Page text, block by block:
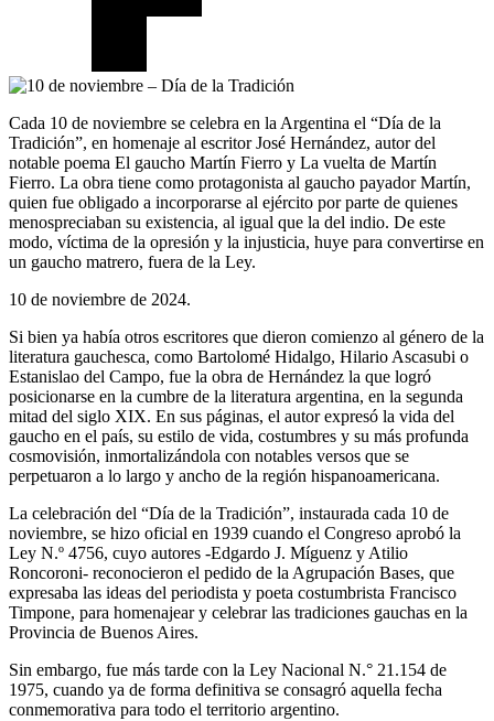
Cada 10 de noviembre se celebra en la Argentina el “Día de la
Tradición”, en homenaje al escritor José Hernández, autor del
notable poema El gaucho Martín Fierro y La vuelta de Martín
Fierro. La obra tiene como protagonista al gaucho payador Martín,
quien fue obligado a incorporarse al ejército por parte de quienes
menospreciaban su existencia, al igual que la del indio. De este
modo, víctima de la opresión y la injusticia, huye para convertirse en
un gaucho matrero, fuera de la Ley.
10 de noviembre de 2024.
Si bien ya había otros escritores que dieron comienzo al género de la
literatura gauchesca, como Bartolomé Hidalgo, Hilario Ascasubi o
Estanislao del Campo, fue la obra de Hernández la que logró
posicionarse en la cumbre de la literatura argentina, en la segunda
mitad del siglo XIX. En sus páginas, el autor expresó la vida del
gaucho en el país, su estilo de vida, costumbres y su más profunda
cosmovisión, inmortalizándola con notables versos que se
perpetuaron a lo largo y ancho de la región hispanoamericana.
La celebración del “Día de la Tradición”, instaurada cada 10 de
noviembre, se hizo oficial en 1939 cuando el Congreso aprobó la
Ley N.º 4756, cuyo autores -Edgardo J. Míguenz y Atilio
Roncoroni- reconocieron el pedido de la Agrupación Bases, que
expresaba las ideas del periodista y poeta costumbrista Francisco
Timpone, para homenajear y celebrar las tradiciones gauchas en la
Provincia de Buenos Aires.
Sin embargo, fue más tarde con la Ley Nacional N.° 21.154 de
1975, cuando ya de forma definitiva se consagró aquella fecha
conmemorativa para todo el territorio argentino.